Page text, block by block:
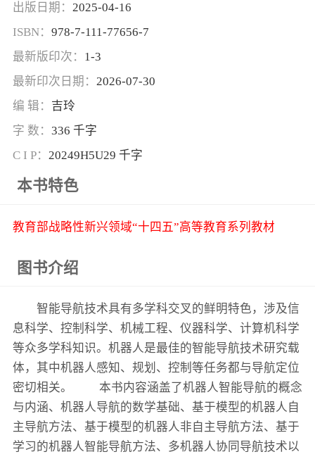
出版日期： 2025-04-16
ISBN： 978-7-111-77656-7
最新版印次： 1-3
最新印次日期： 2026-07-30
编 辑： 吉玲
字 数： 336 千字
C I P： 20249H5U29 千字
本书特色
教育部战略性新兴领域“十四五”高等教育系列教材
图书介绍
智能导航技术具有多学科交叉的鲜明特色，涉及信
息科学、控制科学、机械工程、仪器科学、计算机科学
等众多学科知识。机器人是最佳的智能导航技术研究载
体，其中机器人感知、规划、控制等任务都与导航定位
密切相关。 本书内容涵盖了机器人智能导航的概念
与内涵、机器人导航的数学基础、基于模型的机器人自
主导航方法、基于模型的机器人非自主导航方法、基于
学习的机器人智能导航方法、多机器人协同导航技术以